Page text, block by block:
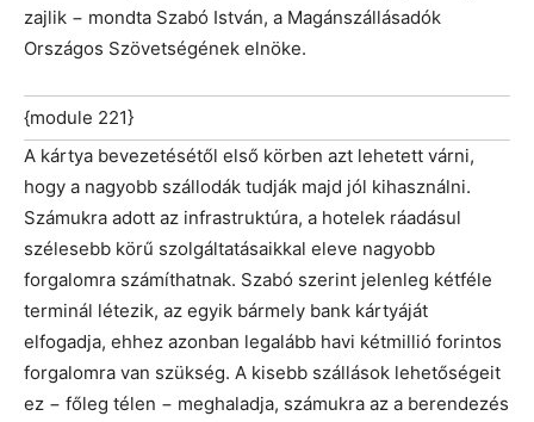
zajlik − mondta Szabó István, a Magánszállásadók
Országos Szövetségének elnöke.
{module 221}
A kártya bevezetésétől első körben azt lehetett várni,
hogy a nagyobb szállodák tudják majd jól kihasználni.
Számukra adott az infrastruktúra, a hotelek ráadásul
szélesebb körű szolgáltatásaikkal eleve nagyobb
forgalomra számíthatnak. Szabó szerint jelenleg kétféle
terminál létezik, az egyik bármely bank kártyáját
elfogadja, ehhez azonban legalább havi kétmillió forintos
forgalomra van szükség. A kisebb szállások lehetőségeit
ez − főleg télen − meghaladja, számukra az a berendezés